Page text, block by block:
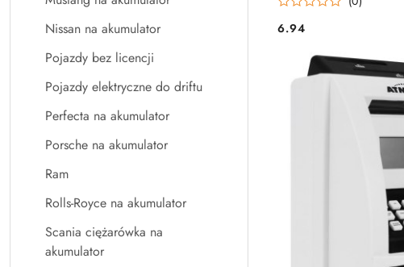
Nissan na akumulator
Pojazdy bez licencji
Pojazdy elektryczne do driftu
Perfecta na akumulator
Porsche na akumulator
Ram
Rolls-Royce na akumulator
Scania ciężarówka na
akumulator
Cena:
6.94